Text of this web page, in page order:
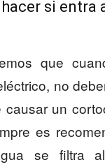
si entra
que
no
un
es
se filtra